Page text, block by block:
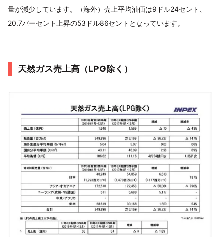
量が減少しています。（海外）売上平均油価は9ドル24セント、
20.7パーセント上昇の53ドル86セントとなっています。
天然ガス売上高（LPG除く）